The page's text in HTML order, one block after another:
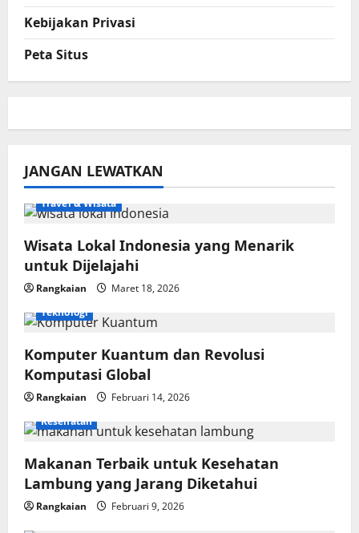
Kebijakan Privasi
Peta Situs
JANGAN LEWATKAN
Travel & Wisata
Wisata Lokal Indonesia yang Menarik
untuk Dijelajahi
Rangkaian
Maret 18, 2026
Teknologi
Komputer Kuantum dan Revolusi
Komputasi Global
Rangkaian
Februari 14, 2026
Kesehatan
Makanan Terbaik untuk Kesehatan
Lambung yang Jarang Diketahui
Rangkaian Februari 9, 2026